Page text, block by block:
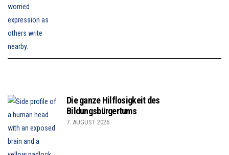
Die ganze Hilflosigkeit des
Bildungsbürgertums
7. AUGUST 2026